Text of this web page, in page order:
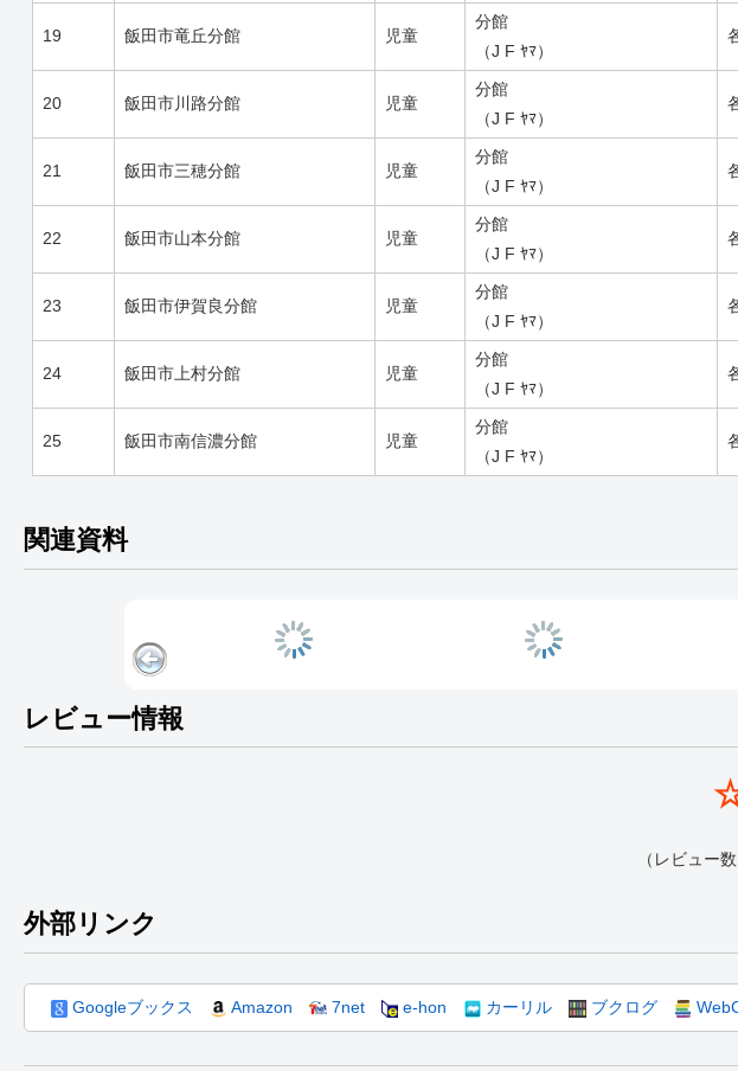
19 飯田市竜丘分館 児童
分館
（J F ﾔﾏ）
20 飯田市川路分館 児童
分館
（J F ﾔﾏ）
21 飯田市三穂分館 児童
分館
（J F ﾔﾏ）
22 飯田市山本分館 児童
分館
（J F ﾔﾏ）
23 飯田市伊賀良分館 児童
分館
（J F ﾔﾏ）
24 飯田市上村分館 児童
分館
（J F ﾔﾏ）
25 飯田市南信濃分館 児童
分館
（J F ﾔﾏ）
関連資料
レビュー情報
（レビュー
外部リンク
Googleブックス Amazon 7net e-hon カーリル ブクログ